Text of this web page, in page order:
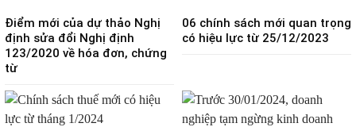
Điểm mới của dự thảo Nghị
định sửa đổi Nghị định
123/2020 về hóa đơn, chứng
từ
06 chính sách mới quan trọng
có hiệu lực từ 25/12/2023